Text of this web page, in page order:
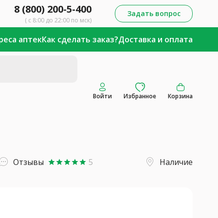
8 (800) 200-5-400
( с 8:00 до 22:00 по мск)
Задать вопрос
аптекКак сделать заказ?Доставка и оплата
Войти Избранное Корзина
Отзывы starstarstarstarstar 5 Наличие